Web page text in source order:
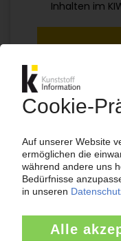
Inhalten im
Ihr
ab